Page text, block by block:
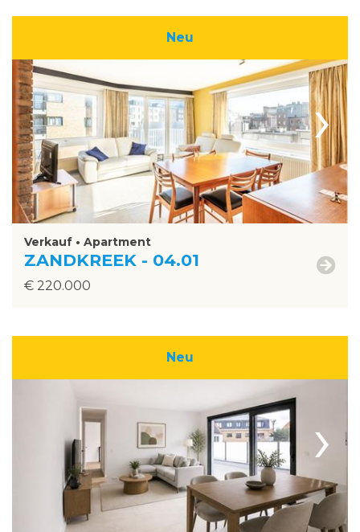
Neu
›
Verkauf • Apartment
ZANDKREEK - 04.01
€ 220.000
Neu
›